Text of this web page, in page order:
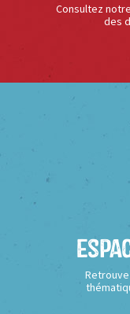
Consultez
des